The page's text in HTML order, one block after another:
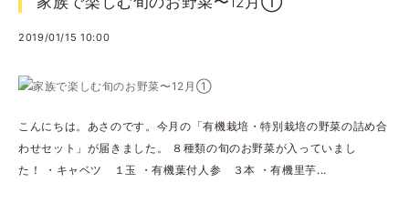
2019/01/15 10:00
こんにちは。あさのです。今月の「有機栽培・特別栽培の野菜の詰め合
わせセット」が届きました。 ８種類の旬のお野菜が入っていまし
た！ ・キャベツ １玉 ・有機葉付人参 ３本 ・有機里芋...